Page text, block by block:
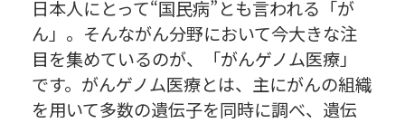
日本人にとって“国民病”とも言われる「が
ん」。そんながん分野において今大きな注
目を集めているのが、「がんゲノム医療」
です。がんゲノム医療とは、主にがんの組織
を用いて多数の遺伝子を同時に調べ、遺伝